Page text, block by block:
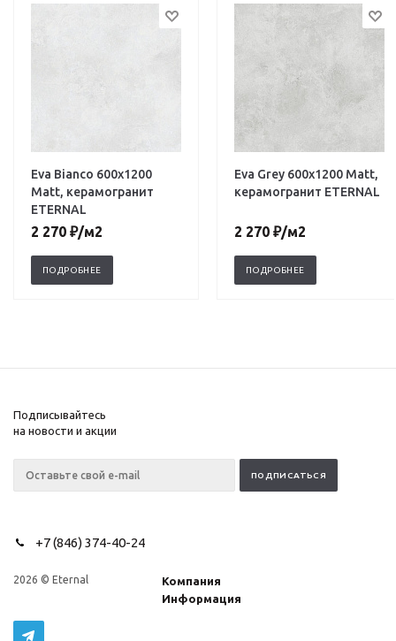
Eva Bianco 600х1200
Matt, керамогранит
ETERNAL
2 270 ₽/м2
ПОДРОБНЕЕ
Eva Grey 600х1200 Matt,
керамогранит ETERNAL
2 270 ₽/м2
ПОДРОБНЕЕ
Подписывайтесь
на новости и акции
+7 (846) 374-40-24
2026 © Eternal
Компания
Информация